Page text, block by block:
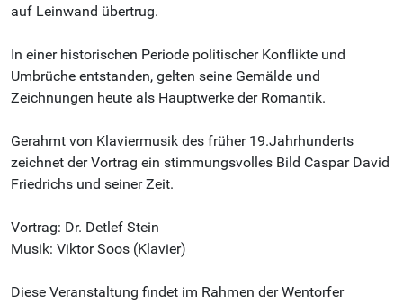
auf Leinwand übertrug.
In einer historischen Periode politischer Konflikte und
Umbrüche entstanden, gelten seine Gemälde und
Zeichnungen heute als Hauptwerke der Romantik.
Gerahmt von Klaviermusik des früher 19.Jahrhunderts
zeichnet der Vortrag ein stimmungsvolles Bild Caspar David
Friedrichs und seiner Zeit.
Vortrag: Dr. Detlef Stein
Musik: Viktor Soos (Klavier)
Diese Veranstaltung findet im Rahmen der Wentorfer